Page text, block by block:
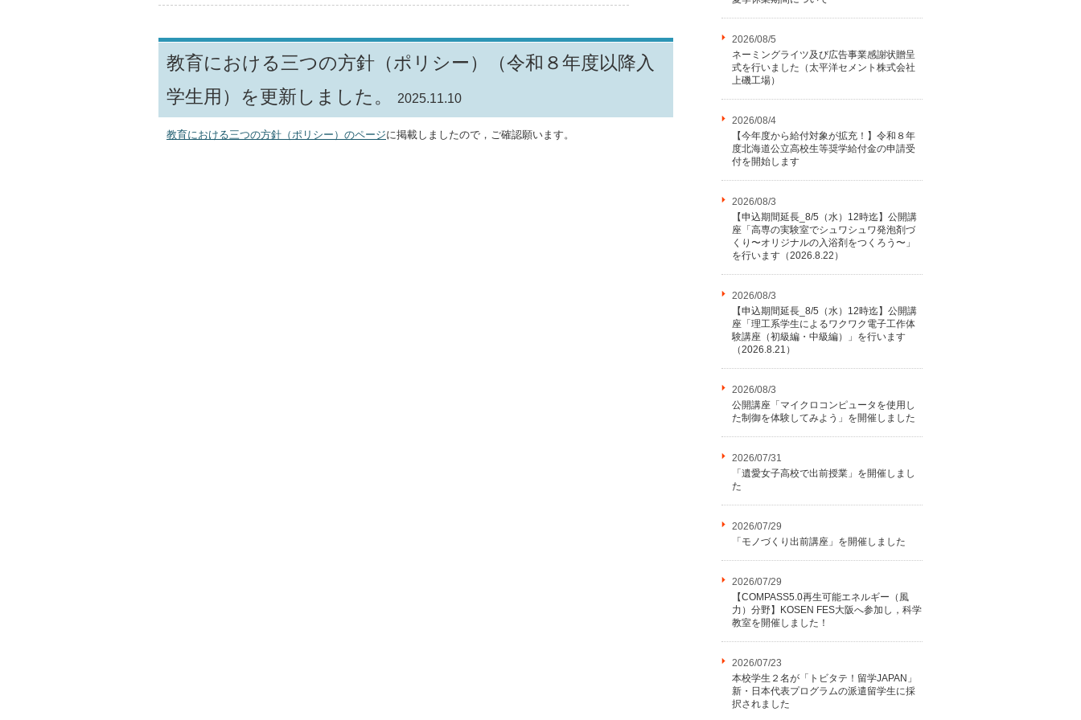
教育における三つの方針（ポリシー）（令和８年度以降入
学生用）を更新しました。
2025.11.10
教育における三つの方針（ポリシー）のページに掲載しましたので，ご確認願います。
2026/08/5
ネーミングライツ及び広告事業感謝状贈呈
式を行いました（太平洋セメント株式会社
上磯工場）
2026/08/4
【今年度から給付対象が拡充！】令和８年
度北海道公立高校生等奨学給付金の申請受
付を開始します
2026/08/3
【申込期間延長_8/5（水）12時迄】公開講
座「高専の実験室でシュワシュワ発泡剤づ
くり〜オリジナルの入浴剤をつくろう〜」
を行います（2026.8.22）
2026/08/3
【申込期間延長_8/5（水）12時迄】公開講
座「理工系学生によるワクワク電子工作体
験講座（初級編・中級編）」を行います
（2026.8.21）
2026/08/3
公開講座「マイクロコンピュータを使用し
た制御を体験してみよう」を開催しました
2026/07/31
「遺愛女子高校で出前授業」を開催しまし
た
2026/07/29
「モノづくり出前講座」を開催しました
2026/07/29
【COMPASS5.0再生可能エネルギー（風
力）分野】KOSEN FES大阪へ参加し，科学
教室を開催しました！
2026/07/23
本校学生２名が「トビタテ！留学JAPAN」
新・日本代表プログラムの派遣留学生に採
択されました